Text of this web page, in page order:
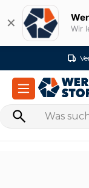
Zum
✕ Wir